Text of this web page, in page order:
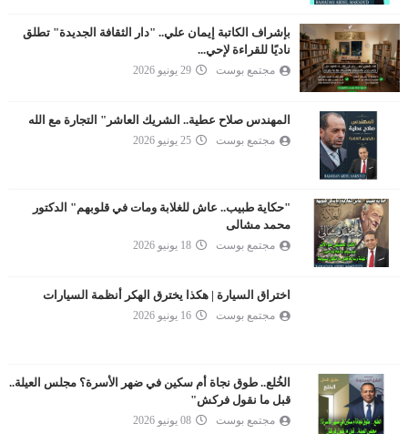
بإشراف الكاتبة إيمان علي.. "دار الثقافة الجديدة" تطلق
ناديًا للقراءة لإحي...
مجتمع بوست 29 يونيو 2026
المهندس صلاح عطية.. الشريك العاشر" التجارة مع الله
مجتمع بوست 25 يونيو 2026
"حكاية طبيب.. عاش للغلابة ومات في قلوبهم" الدكتور
محمد مشالى
مجتمع بوست 18 يونيو 2026
اختراق السيارة | هكذا يخترق الهكر أنظمة السيارات
مجتمع بوست 16 يونيو 2026
الخُلع.. طوق نجاة أم سكين في ضهر الأسرة؟ مجلس العيلة..
قبل ما نقول فركش"
مجتمع بوست 08 يونيو 2026